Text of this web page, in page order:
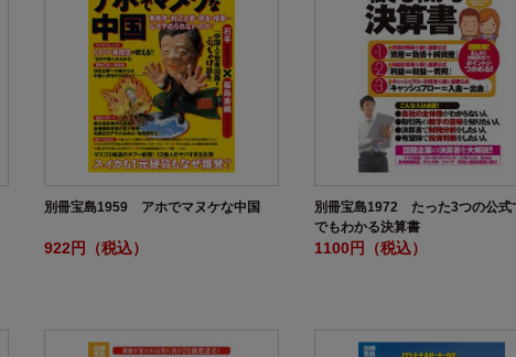
別冊宝島1959 アホでマヌケな中国
922円（税込）
別冊宝島1972 たった3つの公式
でもわかる決算書
1100円（税込）